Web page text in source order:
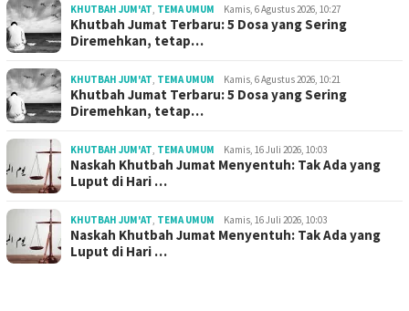
KHUTBAH JUM'AT, TEMA UMUM Kamis, 6 Agustus 2026, 10:27
Khutbah Jumat Terbaru: 5 Dosa yang Sering
Diremehkan, tetap…
KHUTBAH JUM'AT, TEMA UMUM Kamis, 6 Agustus 2026, 10:21
Khutbah Jumat Terbaru: 5 Dosa yang Sering
Diremehkan, tetap…
KHUTBAH JUM'AT, TEMA UMUM Kamis, 16 Juli 2026, 10:03
Naskah Khutbah Jumat Menyentuh: Tak Ada yang
Luput di Hari …
KHUTBAH JUM'AT, TEMA UMUM Kamis, 16 Juli 2026, 10:03
Naskah Khutbah Jumat Menyentuh: Tak Ada yang
Luput di Hari …